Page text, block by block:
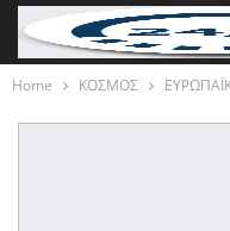
Home ΚΟΣΜΟΣ